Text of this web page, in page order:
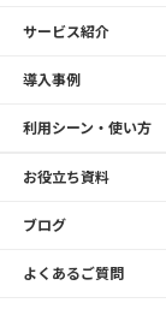
サービス紹介
導入事例
利用シーン・使い方
お役立ち資料
ブログ
よくあるご質問